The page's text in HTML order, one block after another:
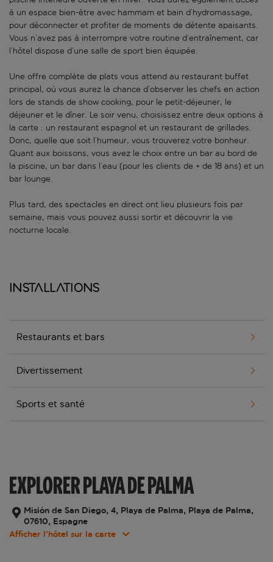
à un espace bien-être avec hammam et bain d’hydromassage,
pour déconnecter et profiter de moments de détente apaisants.
Vous n’avez pas à interrompre votre routine d’entraînement, car
l’hôtel dispose d’une salle de sport bien équipée.
Une offre complète de plats vous attend au restaurant buffet
principal, où vous aurez la chance d’observer les chefs en action
lors de stands de show cooking, pour le petit-déjeuner, le
déjeuner et le dîner. Le soir venu, choisissez entre deux options à
la carte : un restaurant espagnol et un restaurant de grillades.
Donc, quelle que soit l’humeur, vous trouverez votre bonheur.
Quant aux boissons, vous avez le choix entre un bar au bord de
la piscine, un bar dans l’eau (pour les clients de + de 18 ans) et un
bar lounge.
Plus tard, des spectacles en direct ont lieu plusieurs fois par
semaine, mais vous pouvez aussi sortir et découvrir la vie
nocturne locale.
Installations
Restaurants et bars
Divertissement
Sports et santé
EXPLORER PLAYA DE PALMA
Misión de San Diego, 4, Playa de Palma, Playa de Palma,
07610, Espagne
Afficher l’hôtel sur la carte